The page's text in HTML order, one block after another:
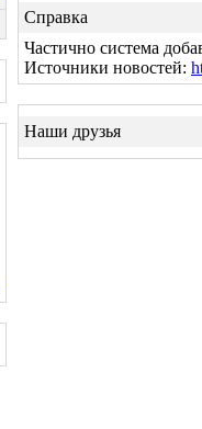
Справка
Частично система
Источники новостей:
Наши друзья